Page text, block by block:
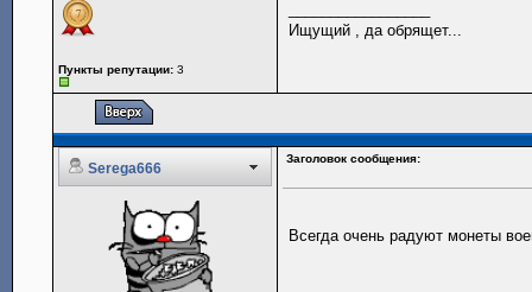
Пункты репутации: 3
Ищущий , да обрящет...
Serega666
Заголовок сообщения:
Всегда очень радуют монеты